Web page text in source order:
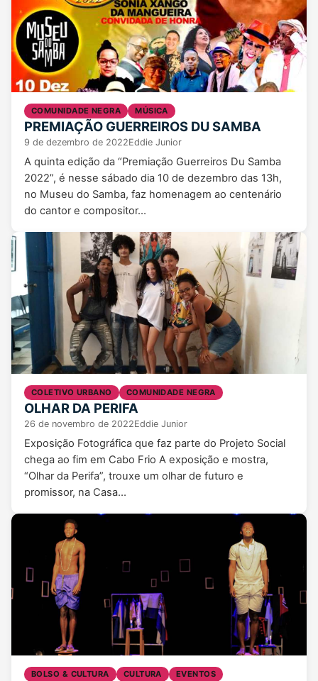
COMUNIDADE NEGRA MÚSICA
PREMIAÇÃO GUERREIROS DU SAMBA
9 de dezembro de 2022Eddie Junior
A quinta edição da “Premiação Guerreiros Du Samba
2022”, é nesse sábado dia 10 de dezembro das 13h,
no Museu do Samba, faz homenagem ao centenário
do cantor e compositor…
COLETIVO URBANO COMUNIDADE NEGRA
OLHAR DA PERIFA
26 de novembro de 2022Eddie Junior
Exposição Fotográfica que faz parte do Projeto Social
chega ao fim em Cabo Frio A exposição e mostra,
“Olhar da Perifa”, trouxe um olhar de futuro e
promissor, na Casa…
BOLSO & CULTURA CULTURA EVENTOS